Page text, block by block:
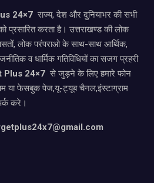
24×7 राज्य, देश और दुनियाभर की सभी
प्रसारित करता है। उत्तराखण्ड की लोक
लोक परंपराओ के साथ-साथ आर्थिक,
व धार्मिक गतिविधियों का सजग प्रहरी
Plus 24×7 से जुड़ने के लिए हमारे फोन
या फेसबुक पेज,यू-ट्यूब चैनल,इंस्टाग्राम
करे।